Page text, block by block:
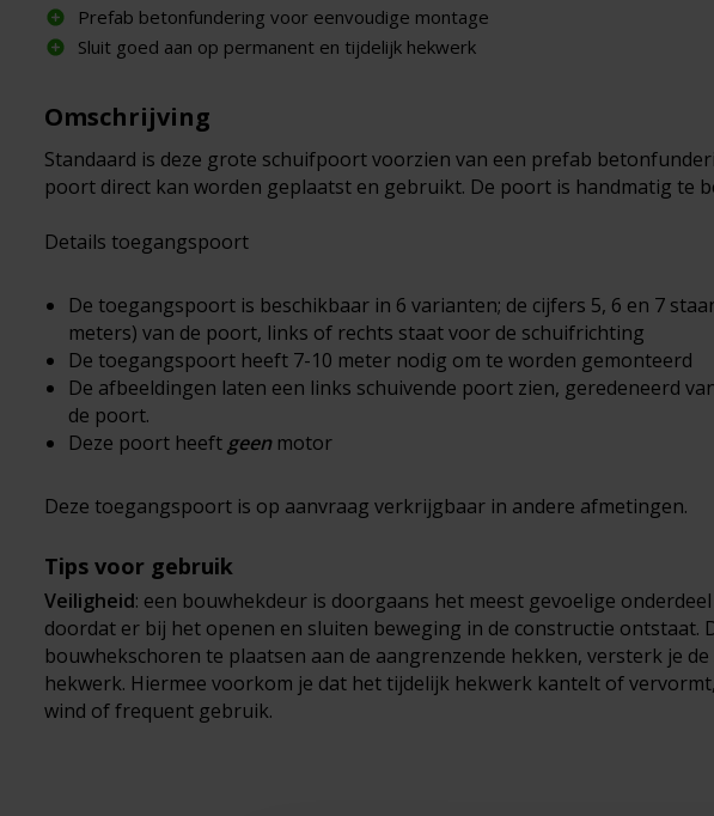
Prefab betonfundering voor eenvoudige montage
Sluit goed aan op permanent en tijdelijk hekwerk
Omschrijving
Standaard is deze grote schuifpoort voorzien van een prefab
poort direct kan worden geplaatst en gebruikt. De poort is handmatig te
Details toegangspoort
De toegangspoort is beschikbaar in 6 varianten; de cijfers 5, 6 en 7
meters) van de poort, links of rechts staat voor de schuifrichting
De toegangspoort heeft 7-10 meter nodig om te worden gemonteerd
De afbeeldingen laten een links schuivende poort zien, geredeneerd
de poort.
Deze poort heeft geenmotor
Deze toegangspoort is op aanvraag verkrijgbaar in andere afmetingen.
Tips voor gebruik
Veiligheid: een bouwhekdeur is doorgaans het meest gevoelige
doordat er bij het openen en sluiten beweging in de constructie ontstaat.
bouwhekschoren te plaatsen aan de aangrenzende hekken, versterk je
hekwerk. Hiermee voorkom je dat het tijdelijk hekwerk kantelt of
wind of frequent gebruik.